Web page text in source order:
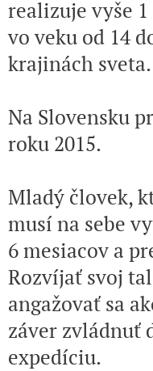
realizuje vyše
vo veku od 14
krajinách sveta.
Na Slovensku
roku 2015.
Mladý človek,
musí na sebe
6 mesiacov a
Rozvíjať svoj
angažovať sa
záver zvládnuť
expedíciu.